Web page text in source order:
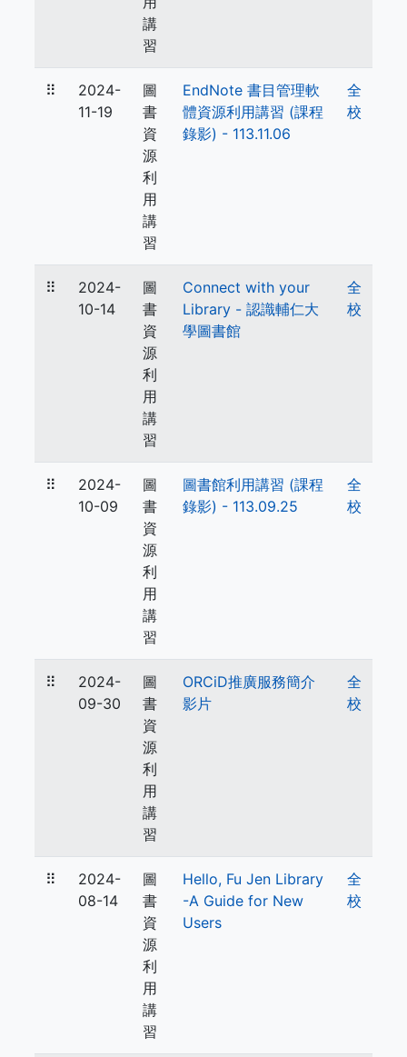
講
習
⠿
2024-
11-19
圖
書
資
源
利
用
講
習
EndNote 書目管理軟
體資源利用講習 (課程
錄影) - 113.11.06
全
校
⠿
2024-
10-14
圖
書
資
源
利
用
講
習
Connect with your
Library - 認識輔仁大
學圖書館
全
校
⠿
2024-
10-09
圖
書
資
源
利
用
講
習
圖書館利用講習 (課程
錄影) - 113.09.25
全
校
⠿
2024-
09-30
圖
書
資
源
利
用
講
習
ORCiD推廣服務簡介
影片
全
校
⠿
2024-
08-14
圖
書
資
源
利
用
講
習
Hello, Fu Jen Library
-A Guide for New
Users
全
校